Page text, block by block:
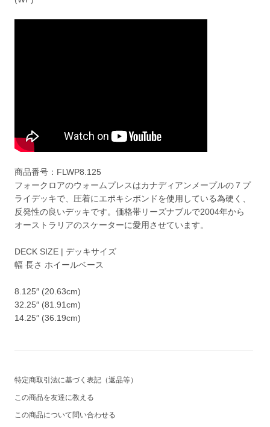
商品番号：FLWP8.125
フォークロアのウォームプレスはカナディアンメープルの７プ
ライデッキで、圧着にエポキシボンドを使用している為硬く、
反発性の良いデッキです。価格帯リーズナブルで2004年から
オーストラリアのスケーターに愛用させています。
DECK SIZE | デッキサイズ
幅 長さ ホイールベース
8.125″ (20.63cm)
32.25″ (81.91cm)
14.25″ (36.19cm)
特定商取引法に基づく表記（返品等）
この商品を友達に教える
この商品について問い合わせる